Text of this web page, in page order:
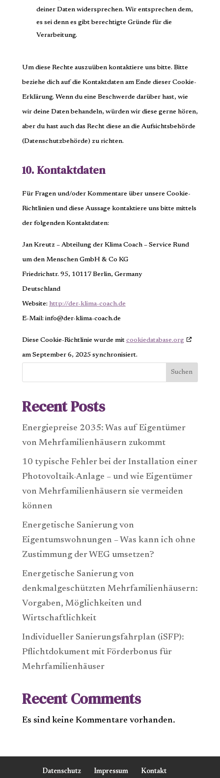
deiner Daten widersprechen. Wir entsprechen dem,
es sei denn es gibt berechtigte Gründe für die
Verarbeitung.
Um diese Rechte auszuüben kontaktiere uns bitte. Bitte
beziehe dich auf die Kontaktdaten am Ende dieser Cookie-
Erklärung. Wenn du eine Beschwerde darüber hast, wie
wir deine Daten behandeln, würden wir diese gerne hören,
aber du hast auch das Recht diese an die Aufsichtsbehörde
(Datenschutzbehörde) zu richten.
10. Kontaktdaten
Für Fragen und/oder Kommentare über unsere Cookie-
Richtlinien und diese Aussage kontaktiere uns bitte mittels
der folgenden Kontaktdaten:
Jan Kreutz – Abteilung der Klima Coach – Service Rund
um den Menschen GmbH & Co KG
Friedrichstr. 95, 10117 Berlin, Germany
Deutschland
Website: http://der-klima-coach.de
E-Mail: info@der-klima-coach.de
Diese Cookie-Richtlinie wurde mit cookiedatabase.org
am September 6, 2025 synchronisiert.
Suchen
Recent Posts
Energiepreise 2035: Was auf Eigentümer
von Mehrfamilienhäusern zukommt
10 typische Fehler bei der Installation einer
Photovoltaik-Anlage – und wie Eigentümer
von Mehrfamilienhäusern sie vermeiden
können
Energetische Sanierung von
Eigentumswohnungen – Was kann ich ohne
Zustimmung der WEG umsetzen?
Energetische Sanierung von
denkmalgeschützten Mehrfamilienhäusern:
Vorgaben, Möglichkeiten und
Wirtschaftlichkeit
Individueller Sanierungsfahrplan (iSFP):
Pflichtdokument mit Förderbonus für
Mehrfamilienhäuser
Recent Comments
Es sind keine Kommentare vorhanden.
Datenschutz Impressum Kontakt